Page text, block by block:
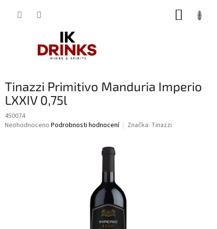
Tinazzi Primitivo Manduria Imperio
LXXIV 0,75l
450074
Průměrné
Neohodnoceno Podrobnosti hodnocení Značka: Tinazzi